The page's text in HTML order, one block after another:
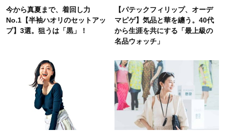
今から真夏まで、着回し力
No.1【半袖ハオリのセットアッ
プ】3選。狙うは「黒」！
【パテックフィリップ、オーデ
マピゲ】気品と華を纏う。40代
から生涯を共にする「最上級の
名品ウォッチ」